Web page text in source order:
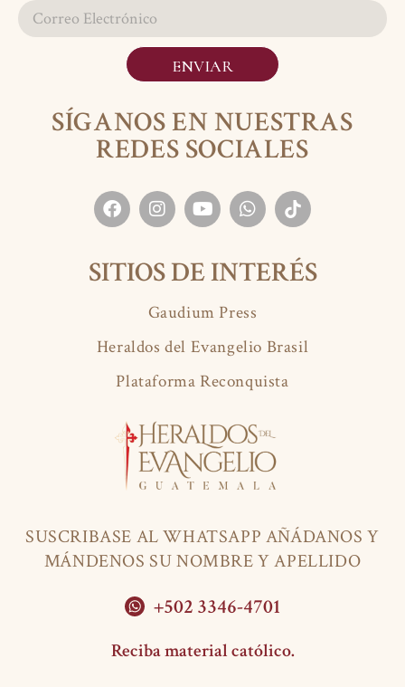
SUSCRIBASE AL WHATSAPP AÑÁDANOS Y
MÁNDENOS SU NOMBRE Y APELLIDO
+502 3346-4701
Reciba material católico.
SÍGANOS EN NUESTRAS
REDES SOCIALES
SITIOS DE INTERÉS
Gaudium Press
Heraldos del Evangelio Brasil
Plataforma Reconquista
ENVIAR